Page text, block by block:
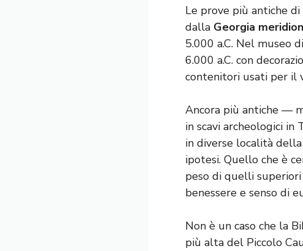
Le prove più antiche
dalla Georgia
5.000 a.C. Nel museo
6.000 a.C. con
contenitori usati per il
Ancora più antiche —
in scavi archeologici in
in diverse località
ipotesi. Quello che è
peso di quelli
benessere e senso di
Non è un caso che la
più alta del Piccolo